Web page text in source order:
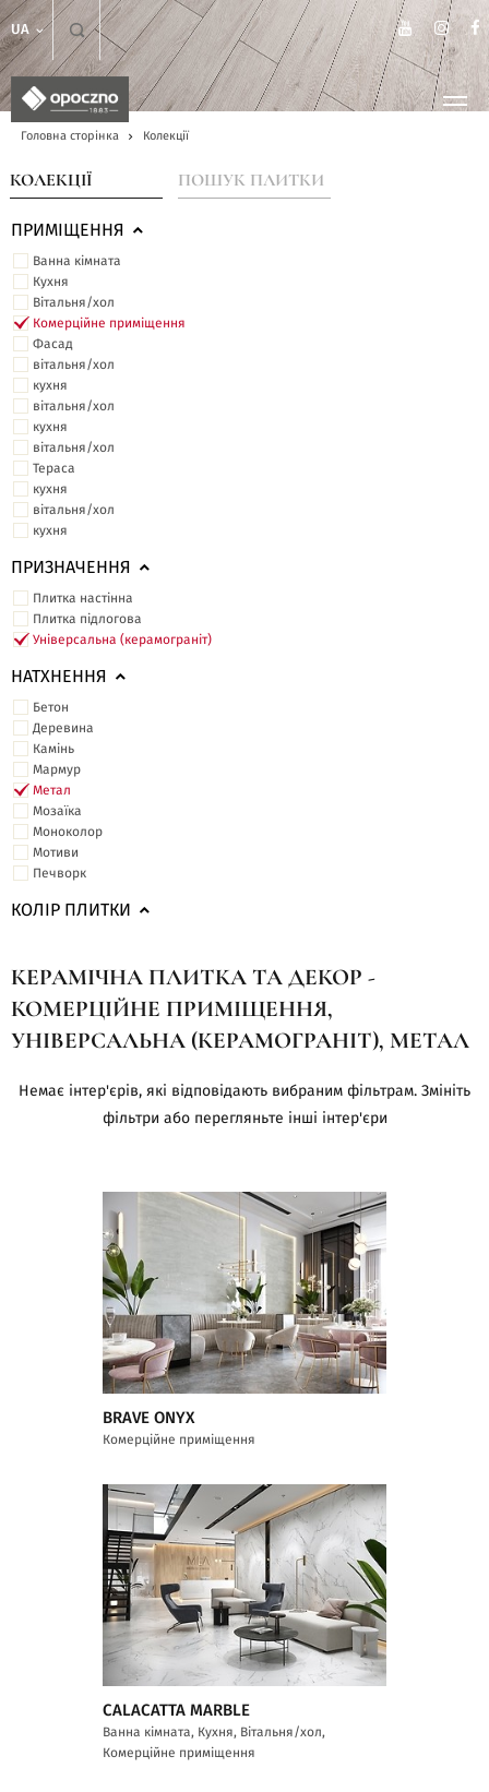
UA
Головна сторінка Колекції
КОЛЕКЦІЇ ПОШУК ПЛИТКИ
ПРИМІЩЕННЯ
Ванна кімната
Кухня
Вітальня/хол
Комерційне приміщення
Фасад
вітальня/хол
кухня
вітальня/хол
кухня
вітальня/хол
Тераса
кухня
вітальня/хол
кухня
ПРИЗНАЧЕННЯ
Плитка настінна
Плитка підлогова
Універсальна (керамограніт)
НАТХНЕННЯ
Бетон
Деревина
Камінь
Мармур
Метал
Мозаїка
Моноколор
Мотиви
Печворк
КОЛІР ПЛИТКИ
КЕРАМІЧНА ПЛИТКА ТА ДЕКОР -
КОМЕРЦІЙНЕ ПРИМІЩЕННЯ,
УНІВЕРСАЛЬНА (КЕРАМОГРАНІТ), МЕТАЛ
Немає інтер'єрів, які відповідають вибраним фільтрам. Змініть
фільтри або перегляньте інші інтер'єри
BRAVE ONYX
Комерційне приміщення
CALACATTA MARBLE
Ванна кімната, Кухня, Вітальня/хол,
Комерційне приміщення